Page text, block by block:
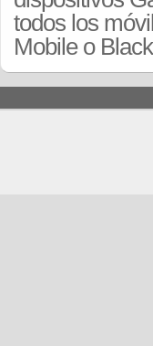
todos los
Mobile o